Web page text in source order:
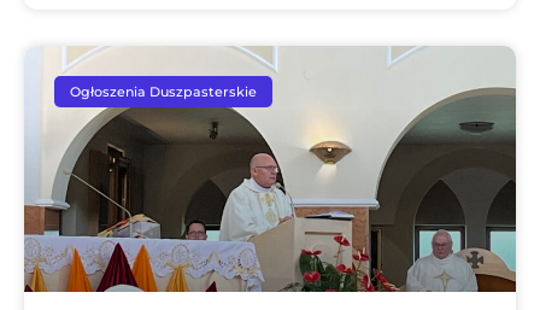
Ogłoszenia Duszpasterskie